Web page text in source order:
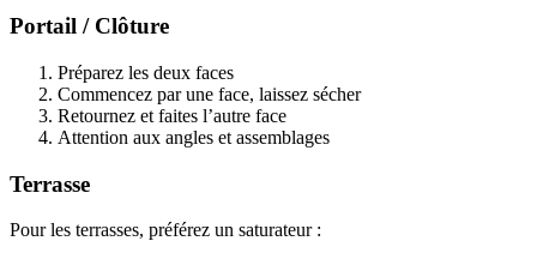
Portail / Clôture
Préparez les deux faces
Commencez par une face, laissez sécher
Retournez et faites l’autre face
Attention aux angles et assemblages
Terrasse
Pour les terrasses, préférez un saturateur :